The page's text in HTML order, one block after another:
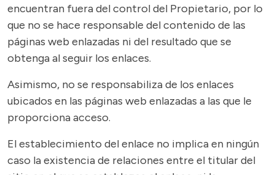
encuentran fuera del control del Propietario, por lo
que no se hace responsable del contenido de las
páginas web enlazadas ni del resultado que se
obtenga al seguir los enlaces.
Asimismo, no se responsabiliza de los enlaces
ubicados en las páginas web enlazadas a las que le
proporciona acceso.
El establecimiento del enlace no implica en ningún
caso la existencia de relaciones entre el titular del